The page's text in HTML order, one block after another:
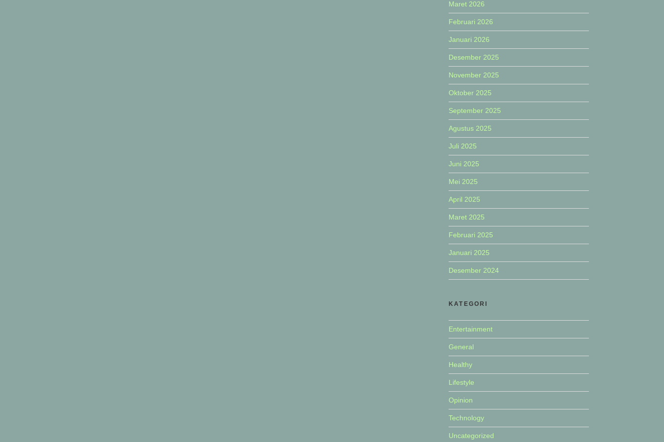
Maret 2026
Februari 2026
Januari 2026
Desember 2025
November 2025
Oktober 2025
September 2025
Agustus 2025
Juli 2025
Juni 2025
Mei 2025
April 2025
Maret 2025
Februari 2025
Januari 2025
Desember 2024
KATEGORI
Entertainment
General
Healthy
Lifestyle
Opinion
Technology
Uncategorized